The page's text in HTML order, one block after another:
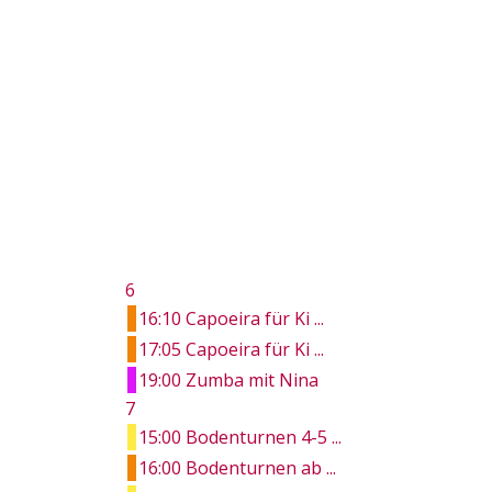
6
16:10 Capoeira für Ki ...
17:05 Capoeira für Ki ...
19:00 Zumba mit Nina
7
15:00 Bodenturnen 4-5 ...
16:00 Bodenturnen ab ...